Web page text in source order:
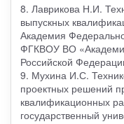
8. Лаврикова Н.И.
выпускных
Академия
ФГКВОУ ВО
Российской
9. Мухина И.С.
проектных решений
квалификационных
государственный